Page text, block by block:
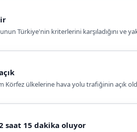
Türkiye'nin kriterlerini karşıladığını ve
Körfez ülkelerine hava yolu trafiğinin açık
saat 15 dakika oluyor